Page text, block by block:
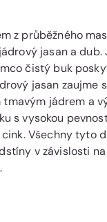
z průběžného
jasan a
čistý buk
jasan zaujme
jádrem a
s vysokou
Všechny tyto
v závislosti